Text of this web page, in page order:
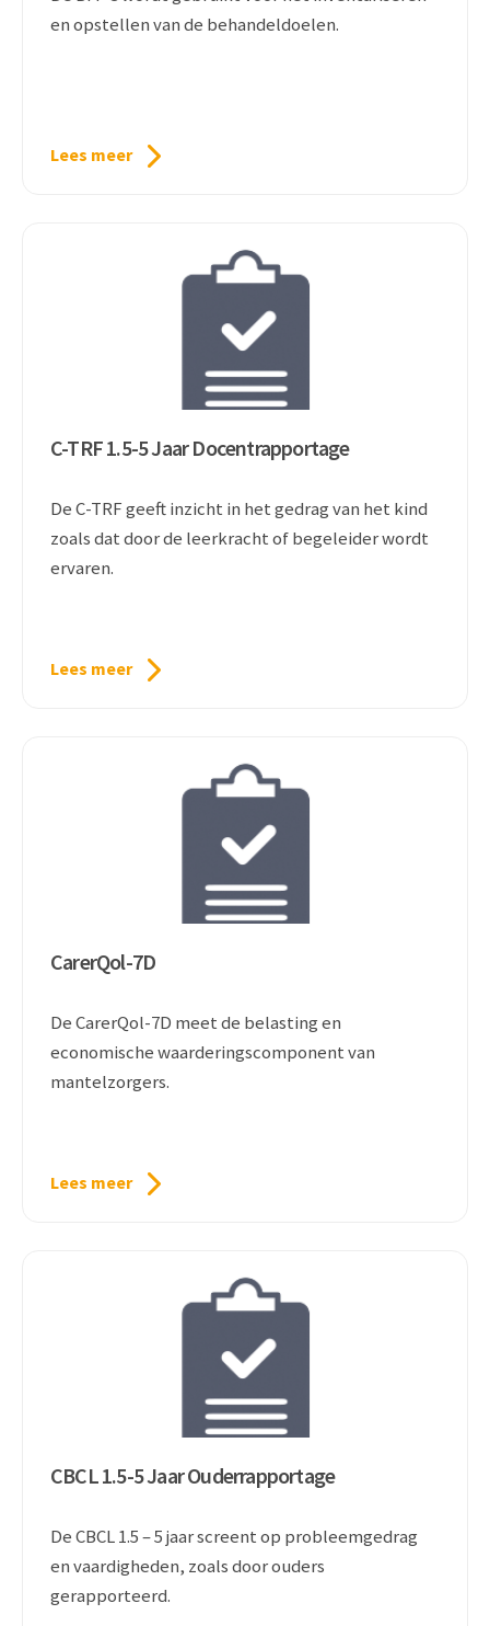
en opstellen van de behandeldoelen.
Lees meer
C-TRF 1.5-5 Jaar Docentrapportage
De C-TRF geeft inzicht in het gedrag van het kind
zoals dat door de leerkracht of begeleider wordt
ervaren.
Lees meer
CarerQol-7D
De CarerQol-7D meet de belasting en
economische waarderingscomponent van
mantelzorgers.
Lees meer
CBCL 1.5-5 Jaar Ouderrapportage
De CBCL 1.5 – 5 jaar screent op probleemgedrag
en vaardigheden, zoals door ouders
gerapporteerd.